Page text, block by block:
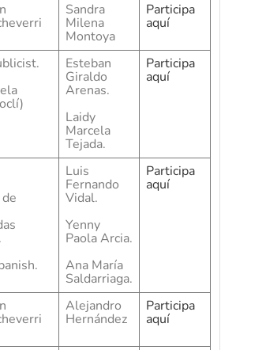
Sandra
Milena
Montoya
Participa
aquí
Esteban
Giraldo
Arenas.
Laidy
Marcela
Tejada.
Participa
aquí
Luis
Fernando
Vidal.
Yenny
Paola Arcia.
Ana María
Saldarriaga.
Participa
aquí
Alejandro
Hernández
Participa
aquí